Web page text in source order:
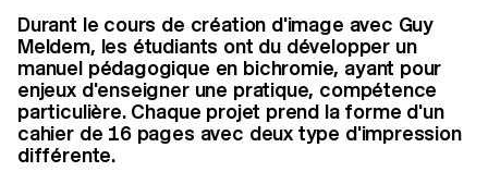
Durant le cours de création d'image avec Guy
Meldem, les étudiants ont du développer un
manuel pédagogique en bichromie, ayant pour
enjeux d'enseigner une pratique, compétence
particulière. Chaque projet prend la forme d'un
cahier de 16 pages avec deux type d'impression
différente.